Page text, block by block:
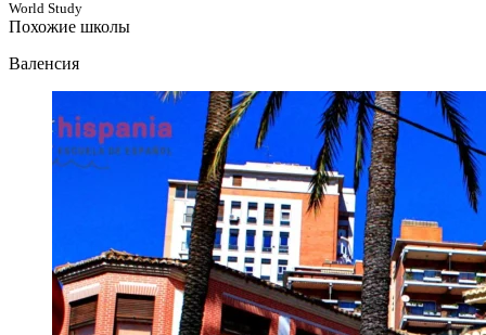
World Study
Похожие школы
Валенсия